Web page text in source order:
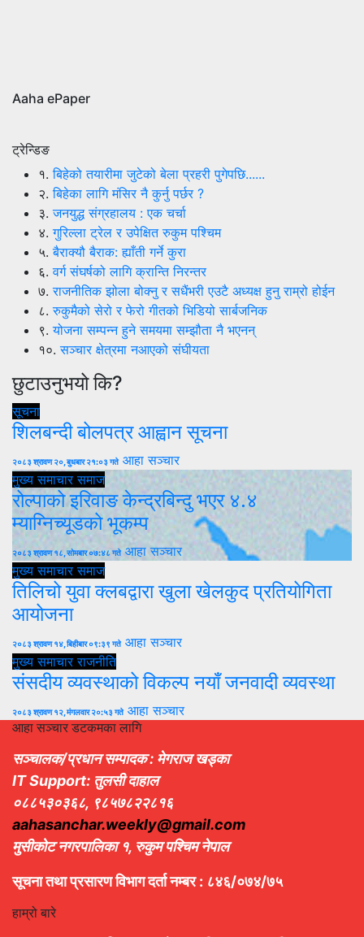
Aaha ePaper
ट्रेन्डिङ
१.बिहेको तयारीमा जुटेको बेला प्रहरी पुगेपछि......
२.बिहेका लागि मंसिर नै कुर्नु पर्छर ?
३.जनयुद्ध संग्रहालय : एक चर्चा
४.गुरिल्ला ट्रेल र उपेक्षित रुकुम पश्चिम
५.बैराक्यौ बैराक: ह्याँती गर्ने कुरा
६.वर्ग संघर्षको लागि क्रान्ति निरन्तर
७.राजनीतिक झोला बोक्नु र सधैंभरी एउटै अध्यक्ष हुनु राम्रो होईन
८.रुकुमैको सेरो र फेरो गीतको भिडियो सार्बजनिक
९.योजना सम्पन्न हुने समयमा सम्झौता नै भएनन्
१०.सञ्चार क्षेत्रमा नआएको संघीयता
छुटाउनुभयो कि?
सूचना
शिलबन्दी बोलपत्र आह्वान सूचना
२०८३ श्रावण २०, बुधबार २१:०३ गते आहा सञ्चार
मुख्य समाचारसमाज
रोल्पाको इरिवाङ केन्द्रबिन्दु भएर ४.४
म्याग्निच्यूडको भूकम्प
२०८३ श्रावण १८, सोमबार ०७:४८ गते आहा सञ्चार
मुख्य समाचारसमाज
तिलिचो युवा क्लबद्वारा खुला खेलकुद प्रतियोगिता
आयोजना
२०८३ श्रावण १४, बिहीबार ०९:३९ गते आहा सञ्चार
मुख्य समाचारराजनीति
संसदीय व्यवस्थाको विकल्प नयाँ जनवादी व्यवस्था
२०८३ श्रावण १२, मंगलवार २०:५३ गते आहा सञ्चार
आहा सञ्चार डटकमका लागि
सञ्चालक/प्रधान सम्पादक : मेगराज खड्का
IT Support: तुलसी दाहाल
०८८५३०३६८, ९८५७८२२८१६
aahasanchar.weekly@gmail.com
मुसीकोट नगरपालिका १, रुकुम पश्चिम नेपाल
सूचना तथा प्रसारण विभाग दर्ता नम्बर : ८४६/०७४/७५
हाम्रो बारे